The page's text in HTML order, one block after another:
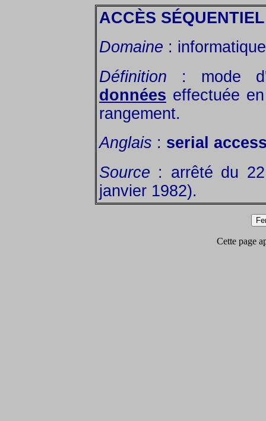
ACCÈS SÉQUENTIEL
Domaine :
Définition : mode
données effectuée
rangement.
Anglais : serial
Source : arrêté du
janvier 1982).
Cette page